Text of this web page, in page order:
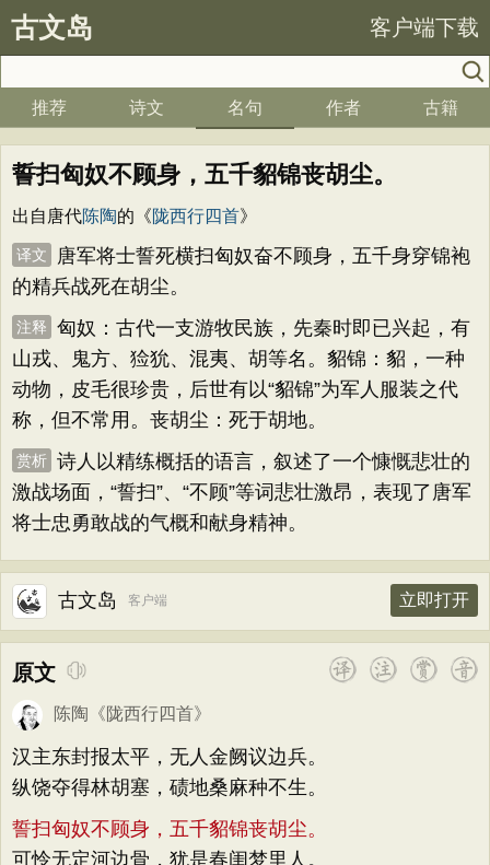
古文岛 客户端下载
推荐 诗文 名句 作者 古籍
誓扫匈奴不顾身，五千貂锦丧胡尘。
出自唐代陈陶的《陇西行四首》
译文
唐军将士誓死横扫匈奴奋不顾身，五千身穿锦袍
的精兵战死在胡尘。
注释
匈奴：古代一支游牧民族，先秦时即已兴起，有
山戎、鬼方、猃狁、混夷、胡等名。貂锦：貂，一种
动物，皮毛很珍贵，后世有以“貂锦”为军人服装之代
称，但不常用。丧胡尘：死于胡地。
赏析 诗人以精练概括的语言，叙述了一个慷慨悲壮的
激战场面，“誓扫”、“不顾”等词悲壮激昂，表现了唐军
将士忠勇敢战的气概和献身精神。
古文岛 客户端 立即打开
原文
陈陶 《陇西行四首》
汉主东封报太平，无人金阙议边兵。
纵饶夺得林胡塞，碛地桑麻种不生。
誓扫匈奴不顾身，五千貂锦丧胡尘。
可怜无定河边骨，犹是春闺梦里人。